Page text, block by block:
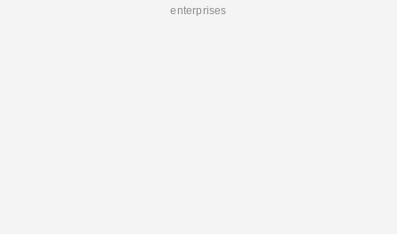
enterprises